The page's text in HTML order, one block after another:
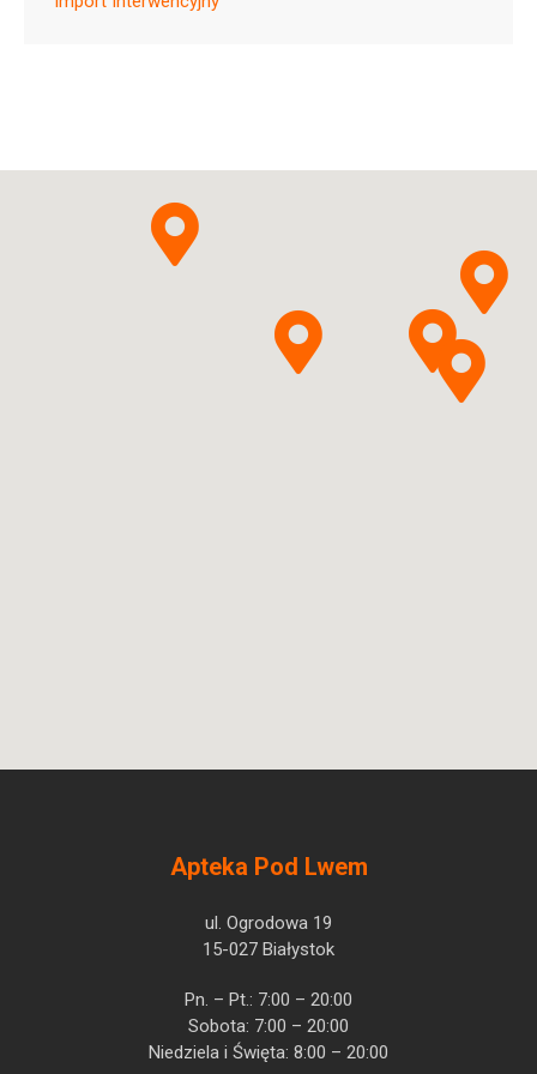
Pytanie o produkt
Apteka Pod Lwem
ul. Ogrodowa 19
15-027 Białystok
Pn. – Pt.: 7:00 – 20:00
Sobota: 7:00 – 20:00
Niedziela i Święta: 8:00 – 20:00